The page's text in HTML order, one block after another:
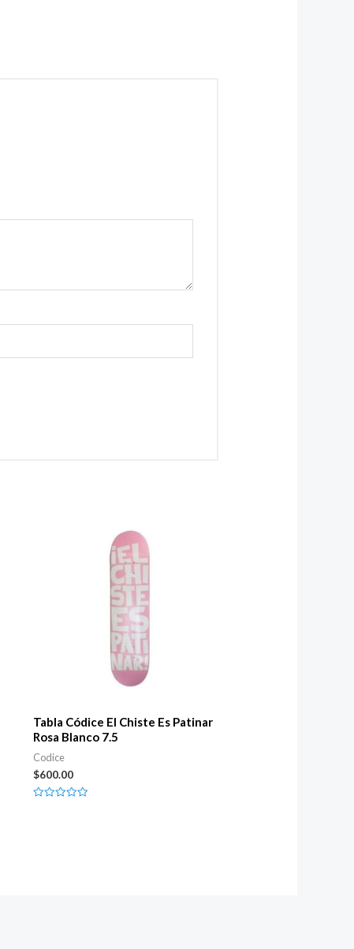
Tabla Códice El Chiste Es Patinar
Rosa Blanco 7.5
Codice
$600.00